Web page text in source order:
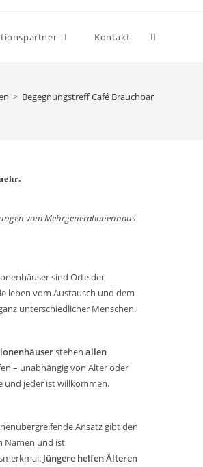
Kontakt
> Begegnungstreff Café Brauchbar
vom Mehrgenerationenhaus
sind Orte der
leben vom Austausch und dem
unterschiedlicher Menschen.
stehen allen
– unabhängig von Alter oder
und jeder ist willkommen.
Ansatz gibt den
Namen und ist
Jüngere helfen Älteren